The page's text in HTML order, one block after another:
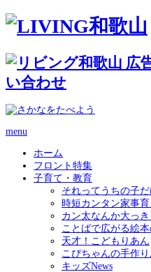
menu
ホーム
フロント特集
子育て・教育
それってうちの子
時短カンタン家事育
カン太なんか大っき
ことばで広がる絵
天才！こどもりあん
こぴちゃんの手作
キッズNews